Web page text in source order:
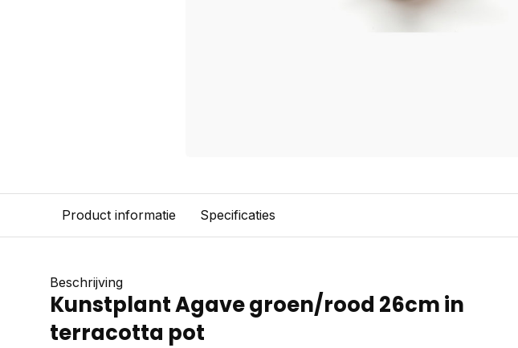
Product informatie Specificaties
Beschrijving
Kunstplant Agave groen/rood 26cm in
terracotta pot